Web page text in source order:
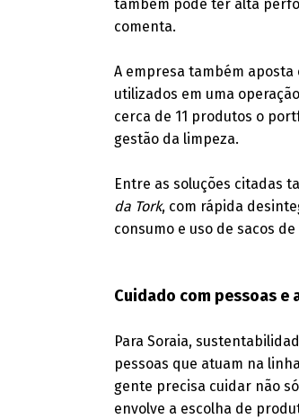
também pode ter alta
comenta.
A empresa também
utilizados em uma
cerca de 11 produtos o
gestão da limpeza.
Entre as soluções citadas
da Tork, com rápida
consumo e uso de sacos
Cuidado com pessoas e
Para Soraia,
pessoas que atuam na
gente precisa cuidar não
envolve a escolha de